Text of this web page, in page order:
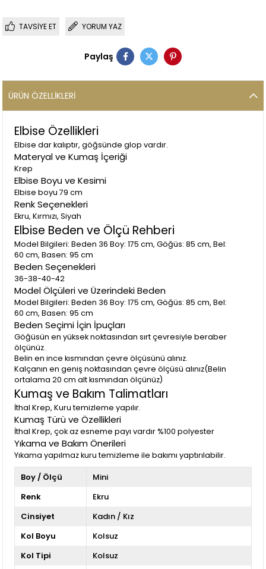
TAVSIYE ET YORUM YAZ
Paylaş
ÜRÜN ÖZELLIKLERI
Elbise Özellikleri
Elbise dar kalıptır, göğsünde glop vardır.
Materyal ve Kumaş İçeriği
Krep
Elbise Boyu ve Kesimi
Elbise boyu 79 cm
Renk Seçenekleri
Ekru, Kırmızı, Siyah
Elbise Beden ve Ölçü Rehberi
Model Bilgileri: Beden 36 Boy: 175 cm, Göğüs: 85 cm, Bel:
60 cm, Basen: 95 cm
Beden Seçenekleri
36-38-40-42
Model Ölçüleri ve Üzerindeki Beden
Model Bilgileri: Beden 36 Boy: 175 cm, Göğüs: 85 cm, Bel:
60 cm, Basen: 95 cm
Beden Seçimi İçin İpuçları
Göğüsün en yüksek noktasından sırt çevresiyle beraber
ölçünüz.
Belin en ince kısmından çevre ölçüsünü alınız.
Kalçanın en geniş noktasından çevre ölçüsü alınız(Belin
ortalama 20 cm alt kısmından ölçünüz)
Kumaş ve Bakım Talimatları
İthal Krep, Kuru temizleme yapılır.
Kumaş Türü ve Özellikleri
İthal Krep, çok az esneme payı vardır %100 polyester
Yıkama ve Bakım Önerileri
Yıkama yapılmaz kuru temizleme ile bakımı yaptırılabilir.
Boy / Ölçü
Mini
Renk
Ekru
Cinsiyet
Kadın / Kız
Kol Boyu
Kolsuz
Kol Tipi
Kolsuz